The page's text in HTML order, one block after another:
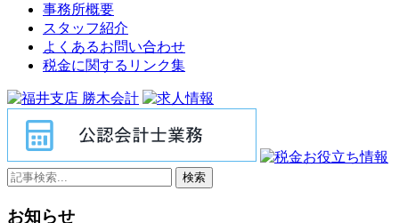
事務所概要
スタッフ紹介
よくあるお問い合わせ
税金に関するリンク集
検索
お知らせ